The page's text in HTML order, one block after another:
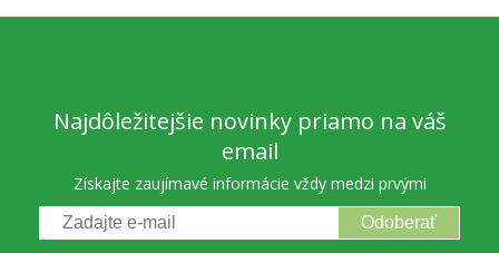
Najdôležitejšie novinky priamo na váš
email
Získajte zaujímavé informácie vždy medzi prvými
Odoberať